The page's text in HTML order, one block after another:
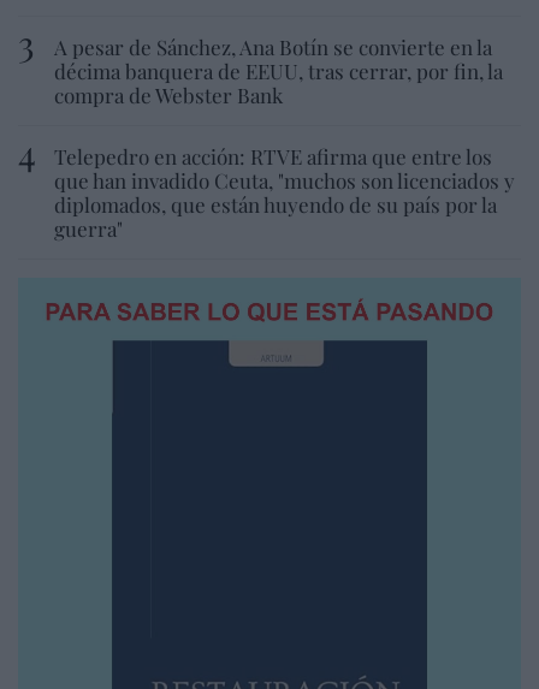
A pesar de Sánchez, Ana Botín se convierte en la
décima banquera de EEUU, tras cerrar, por fin, la
compra de Webster Bank
Telepedro en acción: RTVE afirma que entre los
que han invadido Ceuta, "muchos son licenciados y
diplomados, que están huyendo de su país por la
guerra"